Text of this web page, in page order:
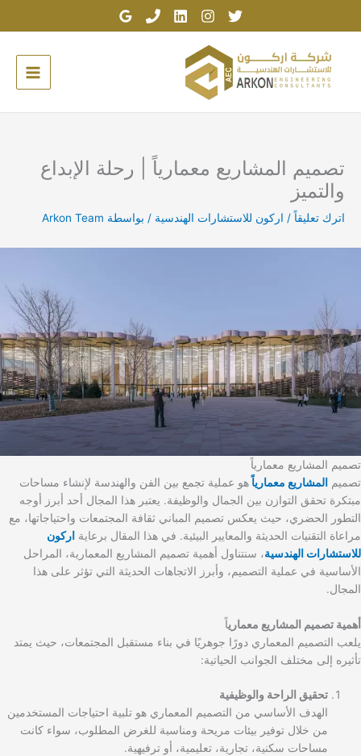
تصميم المشاريع معمارياً | رحلة الإبداع
والتميز
اترك تعليقاً / اركون للاستشارات الهندسية / بواسطة Arkon Team
تصميم المشاريع معمارياً
تصميم
المشاريع معمارياً هو عملية تجمع بين الفن والهندسة لإنشاء مساحات
مبتكرة تحقق التوازن بين الجمال والوظيفة. يعتبر هذا المجال أحد أبرز أوجه
التطور الحضري، حيث يعكس تصميم المباني ثقافة المجتمعات واحتياجاتها، مع
مراعاة التقنيات الحديثة والمعايير البيئية. في هذا المقال برعاية اركون
للاستشارات الهندسية، سنتناول أهمية تصميم المشاريع المعمارية، المراحل
الأساسية في عملية التصميم، وأبرز الاتجاهات الحديثة التي تؤثر على هذا
المجال.
أهمية تصميم المشاريع معمارياً
يلعب التصميم المعماري دورًا جوهريًا في بناء مستقبل المجتمعات، حيث يمتد
تأثيره إلى مختلف الجوانب الحياتية:
تحقيق الراحة والوظيفية
الهدف الأساسي من التصميم المعماري هو تلبية احتياجات المستخدمين
من خلال توفير بيئات مريحة ومناسبة للغرض المطلوب، سواء كانت
مساحات سكنية، تجارية، تعليمية، أو ترفيهية.